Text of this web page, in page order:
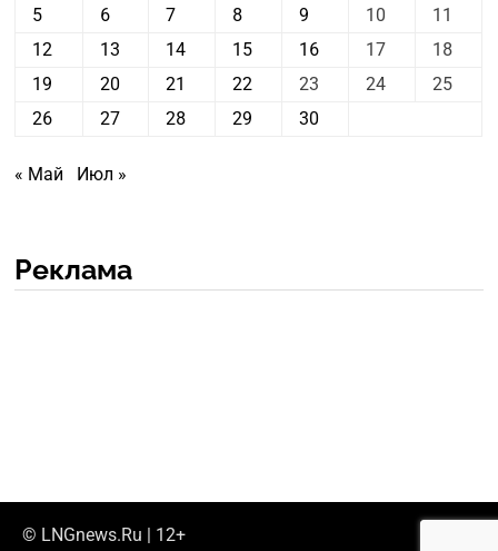
5
6 7 8 9 10
11
12
13 14 15 16 17
18
19
20 21 22 23 24
25
26
27 28 29 30
« Май Июл »
Реклама
© LNGnews.Ru | 12+